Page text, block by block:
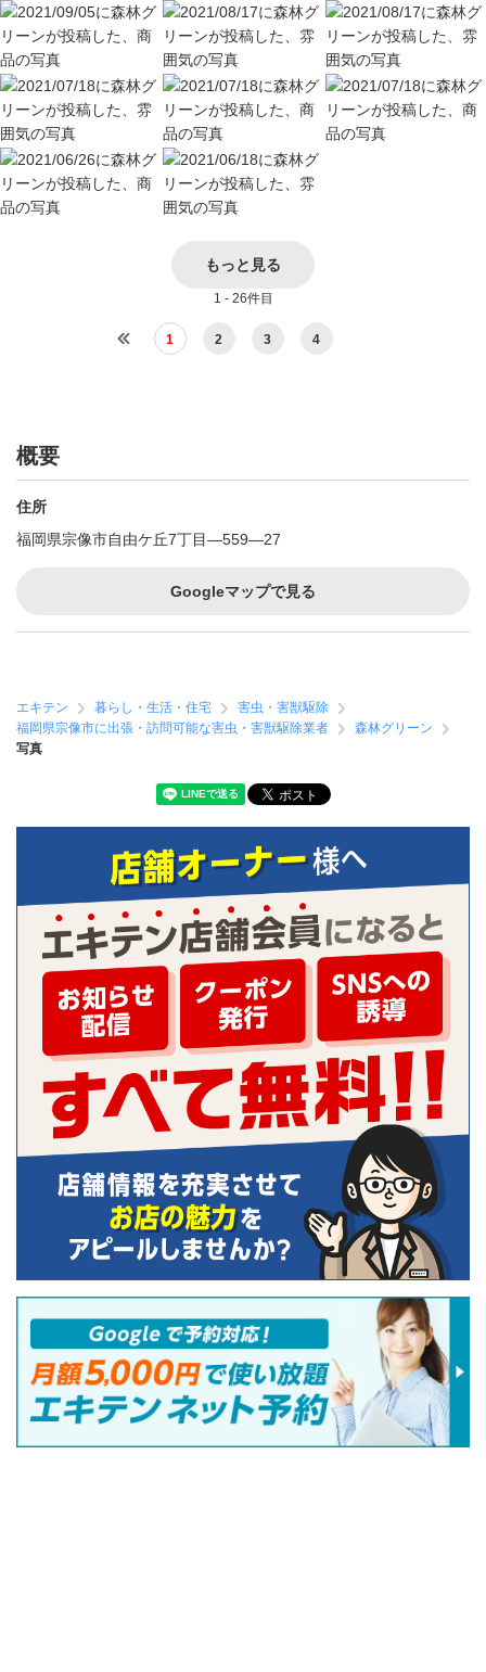
もっと見る
1 - 26件目
1 2 3 4
概要
住所
福岡県宗像市自由ケ丘7丁目―559―27
Googleマップで見る
エキテン 暮らし・生活・住宅
害虫・害獣駆除
福岡県宗像市に出張・訪問可能な害虫・害獣駆除業者
森林グリーン
写真